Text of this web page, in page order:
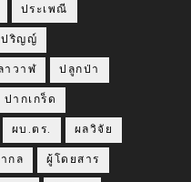
ประเพณี
ปริญญ์
าวาฬ ปลูกป่า
ปากเกร็ด
ผบ.ตร. ผลวิจัย
กล ผู้โดยสาร